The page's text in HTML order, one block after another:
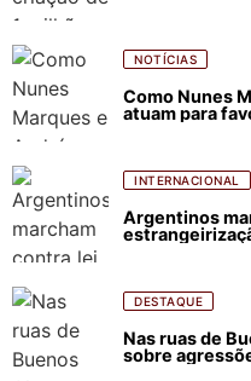
NOTÍCIAS
Como Nunes
atuam para
INTERNACIONAL
Argentinos
DESTAQUE
Nas ruas de
sobre